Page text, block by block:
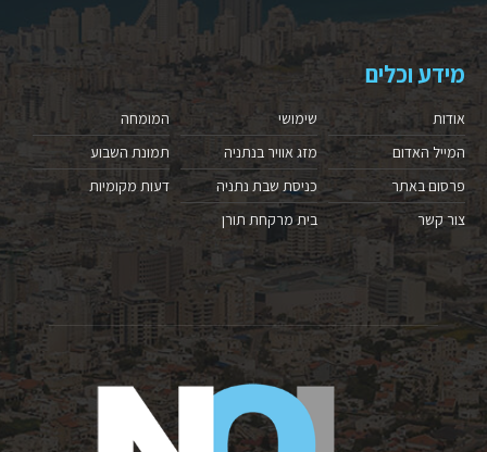
מידע וכלים
אודות
המייל האדום
פרסום באתר
צור קשר
שימושי
מזג אוויר בנתניה
כניסת שבת נתניה
בית מרקחת תורן
המומחה
תמונת השבוע
דעות מקומיות